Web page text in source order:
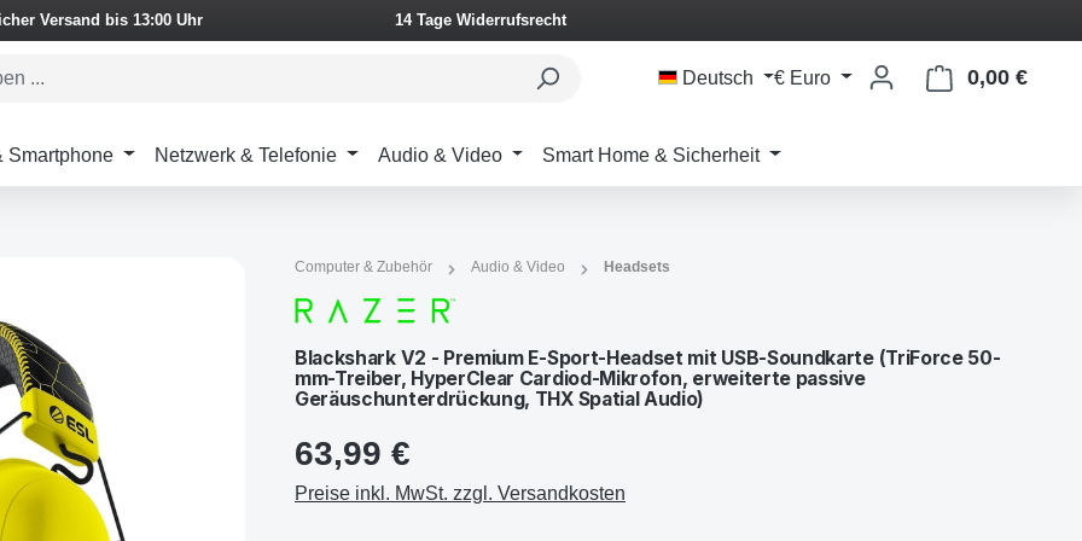
Versand bis 13:00 Uhr 14 Tage Widerrufsrecht
Deutsch € Euro 0,00 €
Smartphone Netzwerk & Telefonie Audio & Video Smart Home & Sicherheit
Computer & Zubehör Audio & Video Headsets
Blackshark V2 - Premium E-Sport-Headset mit USB-Soundkarte (TriForce 50-
mm-Treiber, HyperClear Cardiod-Mikrofon, erweiterte passive
Geräuschunterdrückung, THX Spatial Audio)
63,99 €
Preise inkl. MwSt. zzgl. Versandkosten